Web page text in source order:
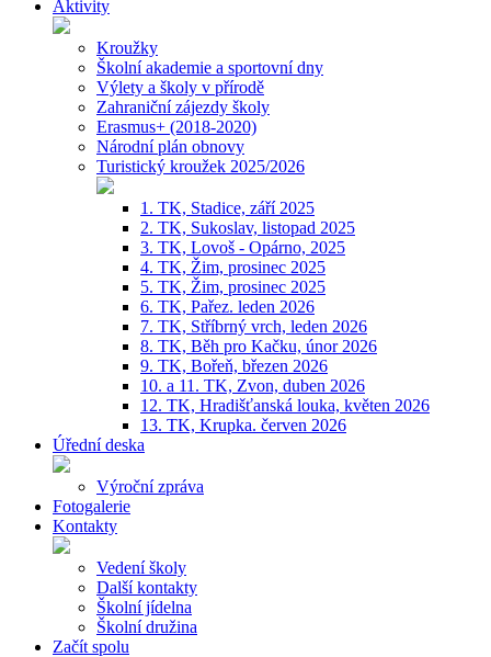
Aktivity
Kroužky
Školní akademie a sportovní dny
Výlety a školy v přírodě
Zahraniční zájezdy školy
Erasmus+ (2018-2020)
Národní plán obnovy
Turistický kroužek 2025/2026
1. TK, Stadice, září 2025
2. TK, Sukoslav, listopad 2025
3. TK, Lovoš - Opárno, 2025
4. TK, Žim, prosinec 2025
5. TK, Žim, prosinec 2025
6. TK, Pařez. leden 2026
7. TK, Stříbrný vrch, leden 2026
8. TK, Běh pro Kačku, únor 2026
9. TK, Bořeň, březen 2026
10. a 11. TK, Zvon, duben 2026
12. TK, Hradišťanská louka, květen 2026
13. TK, Krupka. červen 2026
Úřední deska
Výroční zpráva
Fotogalerie
Kontakty
Vedení školy
Další kontakty
Školní jídelna
Školní družina
Začít spolu